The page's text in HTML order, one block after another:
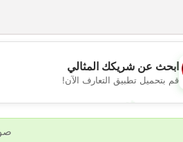
ابحث عن شريكك المثالي
قم بتحميل تطبيق التعارف الآن!